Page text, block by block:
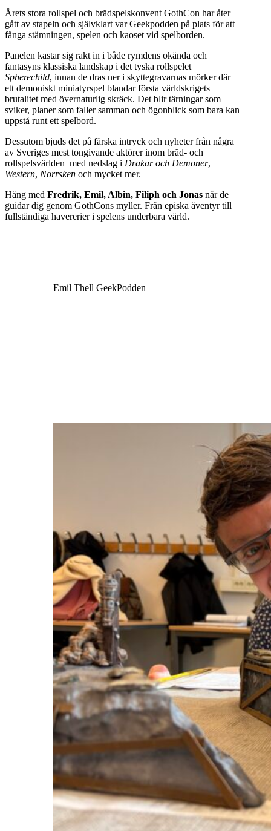
Årets stora rollspel och brädspelskonvent GothCon har åter
gått av stapeln och självklart var Geekpodden på plats för att
fånga stämningen, spelen och kaoset vid spelborden.
Panelen kastar sig rakt in i både rymdens okända och
fantasyns klassiska landskap i det tyska rollspelet
Spherechild, innan de dras ner i skyttegravarnas mörker där
ett demoniskt miniatyrspel blandar första världskrigets
brutalitet med övernaturlig skräck. Det blir tärningar som
sviker, planer som faller samman och ögonblick som bara kan
uppstå runt ett spelbord.
Dessutom bjuds det på färska intryck och nyheter från några
av Sveriges mest tongivande aktörer inom bräd- och
rollspelsvärlden med nedslag i Drakar och Demoner,
Western, Norrsken och mycket mer.
Häng med Fredrik, Emil, Albin, Filiph och Jonas när de
guidar dig genom GothCons myller. Från episka äventyr till
fullständiga havererier i spelens underbara värld.
Emil Thell GeekPodden